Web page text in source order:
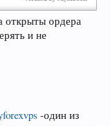
открыты ордера
и не
-один из